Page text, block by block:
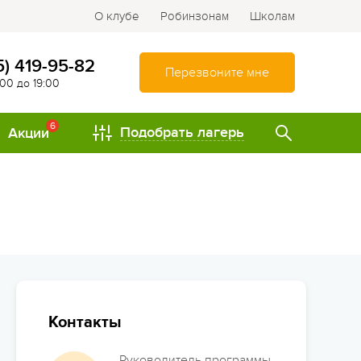
О клубе Робинзонам Школам
419-95-82
до 19:00
Перезвоните мне
развивающие лагеря
Походы и путешествия
Акции6 Подобрать лагерь
Контакты